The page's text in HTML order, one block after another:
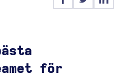
för